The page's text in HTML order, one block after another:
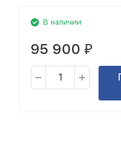
В наличии
95 900 ₽